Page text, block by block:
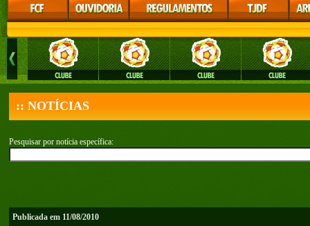
:: NOTÍCIAS
Pesquisar por notícia específica:
Publicada em 11/08/2010